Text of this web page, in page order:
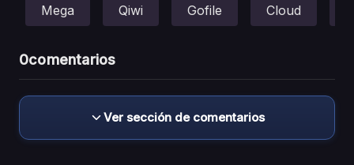
Mega Qiwi Gofile Cloud
0comentarios
Ver sección de comentarios